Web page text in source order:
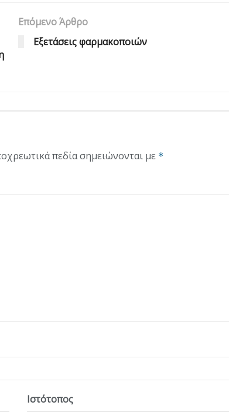
Επόμενο Άρθρο
Εξετάσεις φαρμακοποιών
πεδία σημειώνονται με *
Ιστότοπος